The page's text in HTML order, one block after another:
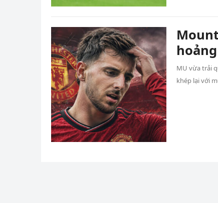
MU vừa trải
khép lại với